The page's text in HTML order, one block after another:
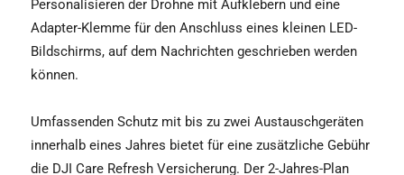
Personalisieren der Drohne mit Aufklebern und eine
Adapter-Klemme für den Anschluss eines kleinen LED-
Bildschirms, auf dem Nachrichten geschrieben werden
können.
Umfassenden Schutz mit bis zu zwei Austauschgeräten
innerhalb eines Jahres bietet für eine zusätzliche Gebühr
die DJI Care Refresh Versicherung. Der 2-Jahres-Plan